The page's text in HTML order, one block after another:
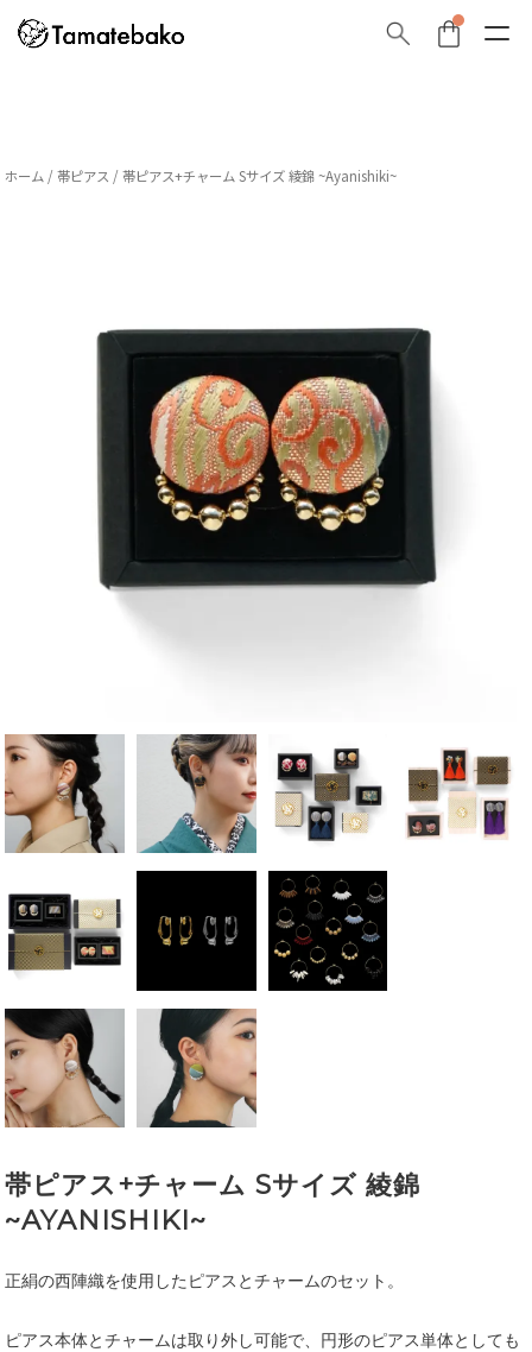
ホーム /帯ピアス / 帯ピアス+チャーム Sサイズ 綾錦 ~Ayanishiki~
帯ピアス+チャーム Sサイズ 綾錦
~AYANISHIKI~
正絹の西陣織を使用したピアスとチャームのセット。
ピアス本体とチャームは取り外し可能で、円形のピアス単体としても